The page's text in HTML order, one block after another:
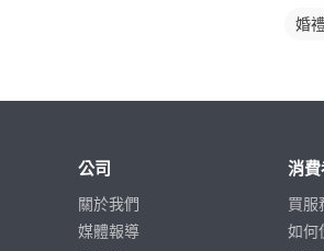
婚
公司
關於我們
媒體報導
消費
買服
如何